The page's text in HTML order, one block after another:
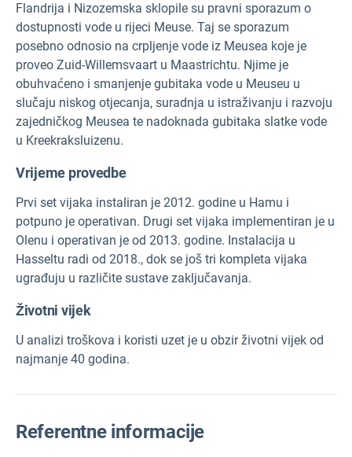
Flandrija i Nizozemska sklopile su pravni sporazum o
dostupnosti vode u rijeci Meuse. Taj se sporazum
posebno odnosio na crpljenje vode iz Meusea koje je
proveo Zuid-Willemsvaart u Maastrichtu. Njime je
obuhvaćeno i smanjenje gubitaka vode u Meuseu u
slučaju niskog otjecanja, suradnja u istraživanju i razvoju
zajedničkog Meusea te nadoknada gubitaka slatke vode
u Kreekraksluizenu.
Vrijeme provedbe
Prvi set vijaka instaliran je 2012. godine u Hamu i
potpuno je operativan. Drugi set vijaka implementiran je u
Olenu i operativan je od 2013. godine. Instalacija u
Hasseltu radi od 2018., dok se još tri kompleta vijaka
ugrađuju u različite sustave zaključavanja.
Životni vijek
U analizi troškova i koristi uzet je u obzir životni vijek od
najmanje 40 godina.
Referentne informacije